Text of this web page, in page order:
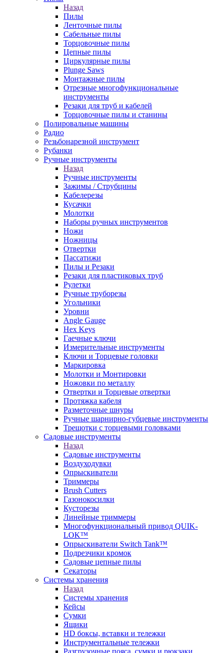
Назад
Пилы
Ленточные пилы
Сабельные пилы
Торцовочные пилы
Цепные пилы
Циркулярные пилы
Plunge Saws
Монтажные пилы
Отрезные многофункциональные
инструменты
Резаки для труб и кабелей
Торцовочные пилы и станины
Полировальные машины
Радио
Резьбонарезной инструмент
Рубанки
Ручные инструменты
Назад
Ручные инструменты
Зажимы / Струбцины
Кабелерезы
Кусачки
Молотки
Наборы ручных инструментов
Ножи
Ножницы
Отвертки
Пассатижи
Пилы и Резаки
Резаки для пластиковых труб
Рулетки
Ручные труборезы
Угольники
Уровни
Angle Gauge
Hex Keys
Гаечные ключи
Измерительные инструменты
Ключи и Торцевые головки
Маркировка
Молотки и Монтировки
Ножовки по металлу
Отвертки и Торцевые отвертки
Протяжка кабеля
Разметочные шнуры
Ручные шарнирно-губцевые инструменты
Трещотки с торцевыми головками
Садовые инструменты
Назад
Садовые инструменты
Воздуходувки
Опрыскиватели
Триммеры
Brush Cutters
Газонокосилки
Кусторезы
Линейные триммеры
Многофункциональный привод QUIK-
LOK™
Опрыскиватели Switch Tank™
Подрезчики кромок
Садовые цепные пилы
Секаторы
Системы хранения
Назад
Системы хранения
Кейсы
Сумки
Ящики
HD боксы, вставки и тележки
Инструментальные тележки
Разгрузочные пояса, сумки и рюкзаки